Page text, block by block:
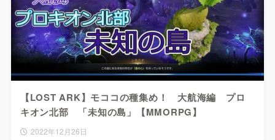
【LOST ARK】モココの種集め！ 大航海編 プロ
キオン北部 「未知の島」【MMORPG】
2022年12月26日